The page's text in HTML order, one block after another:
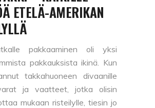
ETELÄ-AMERIKAN
pakkaaminen oli yksi
pakkauksista ikinä. Kun
takkahuoneen divaanille
ja vaatteet, jotka olisin
mukaan risteilylle, tiesin jo